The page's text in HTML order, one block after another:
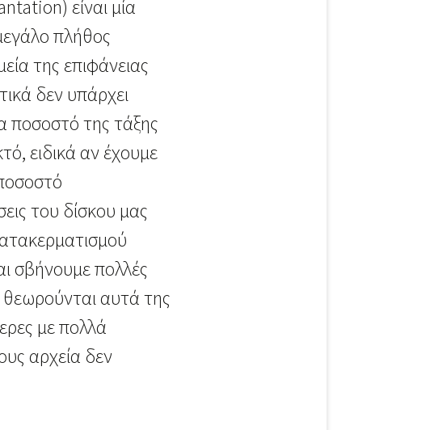
είναι μία
πλήθος
της επιφάνειας
δεν υπάρχει
ποσοστό της τάξης
ειδικά αν έχουμε
του δίσκου μας
σβήνουμε πολλές
αυτά της
με πολλά
αρχεία δεν